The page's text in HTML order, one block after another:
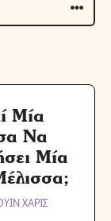
Μία
Να
Μία
ΧΑΡΙΣ